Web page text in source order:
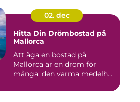
02. dec
Hitta Din Drömbostad på
Mallorca
Att äga en bostad på
Mallorca är en dröm för
många: den varma medelh...